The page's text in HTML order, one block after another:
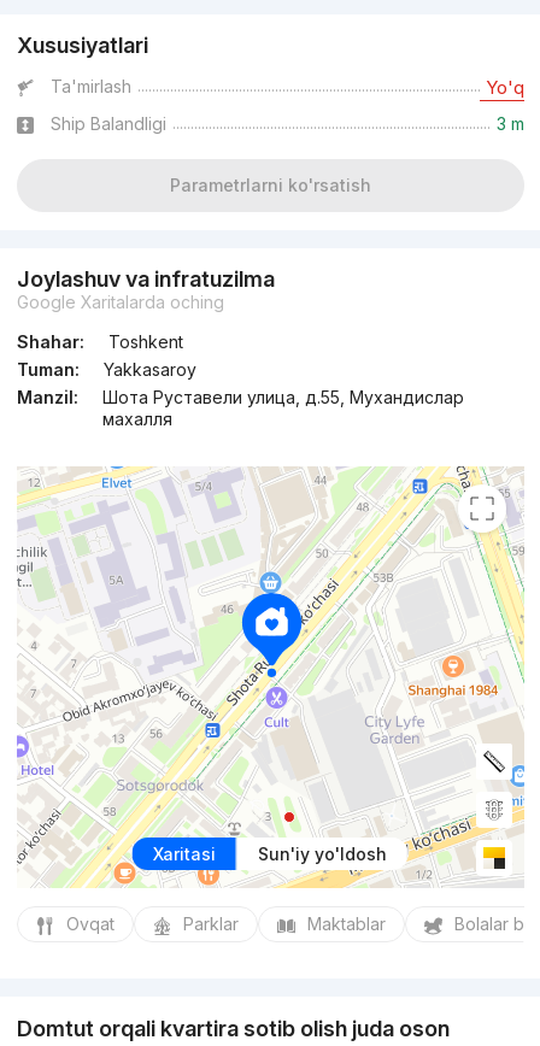
Xususiyatlari
Ta'mirlash Yo'q
Ship Balandligi 3 m
Parametrlarni ko'rsatish
Joylashuv va infratuzilma
Google Xaritalarda oching
Shahar:
Toshkent
Tuman:
Yakkasaroy
Manzil:
Шота Руставели улица, д.55, Мухандислар
махалля
Xaritasi Sun'iy yo'ldosh
Ovqat Parklar Maktablar Bolalar
Domtut orqali kvartira sotib olish juda oson